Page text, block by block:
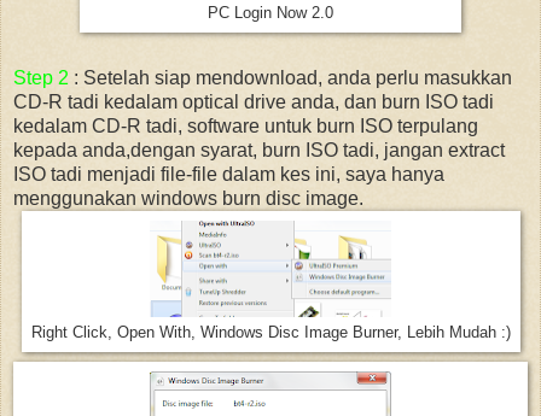
PC Login Now 2.0
Step 2 : Setelah siap mendownload, anda perlu masukkan
CD-R tadi kedalam optical drive anda, dan burn ISO tadi
kedalam CD-R tadi, software untuk burn ISO terpulang
kepada anda,dengan syarat, burn ISO tadi, jangan extract
ISO tadi menjadi file-file dalam kes ini, saya hanya
menggunakan windows burn disc image.
Right Click, Open With, Windows Disc Image Burner, Lebih Mudah :)